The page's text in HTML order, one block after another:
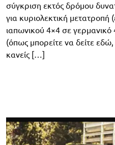
σύγκριση εκτός δρόμου
για κυριολεκτική
ιαπωνικού 4×4 σε
(όπως μπορείτε να δείτε
κανείς […]